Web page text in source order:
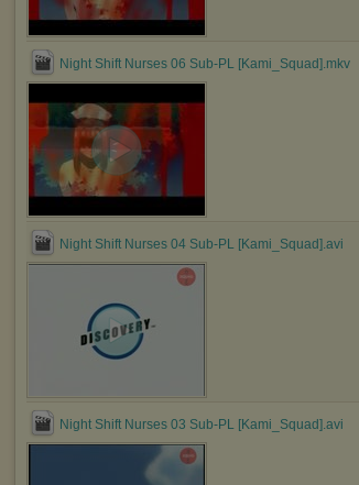
Night Shift Nurses 06 Sub-PL [Kami_Squad].mkv
Night Shift Nurses 04 Sub-PL [Kami_Squad].avi
Night Shift Nurses 03 Sub-PL [Kami_Squad].avi